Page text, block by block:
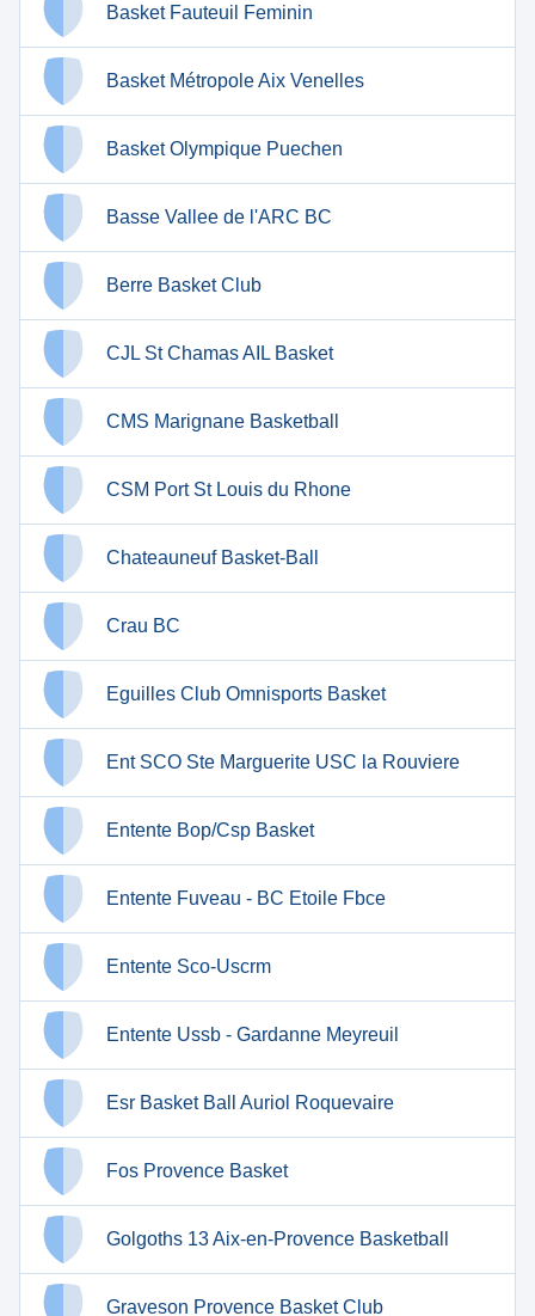
Basket Fauteuil Feminin
Basket Métropole Aix Venelles
Basket Olympique Puechen
Basse Vallee de l'ARC BC
Berre Basket Club
CJL St Chamas AIL Basket
CMS Marignane Basketball
CSM Port St Louis du Rhone
Chateauneuf Basket-Ball
Crau BC
Eguilles Club Omnisports Basket
Ent SCO Ste Marguerite USC la Rouviere
Entente Bop/Csp Basket
Entente Fuveau - BC Etoile Fbce
Entente Sco-Uscrm
Entente Ussb - Gardanne Meyreuil
Esr Basket Ball Auriol Roquevaire
Fos Provence Basket
Golgoths 13 Aix-en-Provence Basketball
Graveson Provence Basket Club